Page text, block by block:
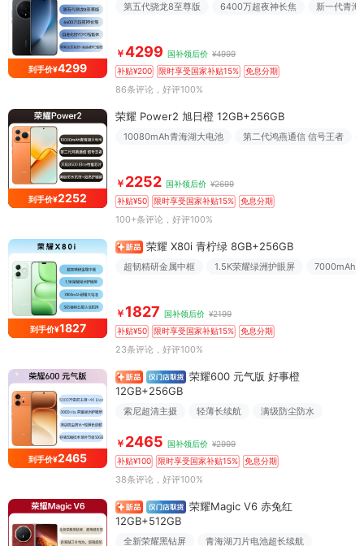
到手价¥4299
第五代骁龙8至尊版 6400万超夜神长焦 新一代青海
￥4299 国补领后价 ¥4999
补贴¥200
限时享受国家补贴15% 免息分期
86条评论 ，好评100%
到手价¥2252
荣耀 Power2 旭日橙 12GB+256GB
10080mAh青海湖大电池 第二代鸿燕通信 信号王者
￥ 2252 国补领后价 ¥2699
补贴¥50
限时享受国家补贴15% 免息分期
100+条评论 ，好评100%
到手价¥1827
荣耀 X80i 青柠绿 8GB+256GB
超韧精研金属中框 1.5K荣耀绿洲护眼屏 7000mAh
￥ 1827 国补领后价 ¥2199
补贴¥50
限时享受国家补贴15% 免息分期
23条评论 ，好评100%
到手价¥2465
荣耀600 元气版 好事橙
12GB+256GB
索尼超清主摄 轻薄长续航 满级防尘防水
￥ 2465 国补领后价 ¥2999
补贴¥100
限时享受国家补贴15% 免息分期
38条评论 ，好评100%
荣耀Magic V6 赤兔红
12GB+512GB
全新荣耀黑钻屏 青海湖刀片电池超长续航